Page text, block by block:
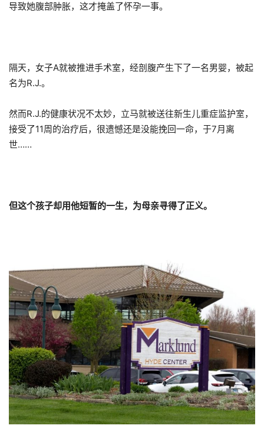
导致她腹部肿胀，这才掩盖了怀孕一事。
隔天，女子A就被推进手术室，经剖腹产生下了一名男婴，被起
名为R.J.。
然而R.J.的健康状况不太妙，立马就被送往新生儿重症监护室，
接受了11周的治疗后，很遗憾还是没能挽回一命，于7月离
世……
但这个孩子却用他短暂的一生，为母亲寻得了正义。